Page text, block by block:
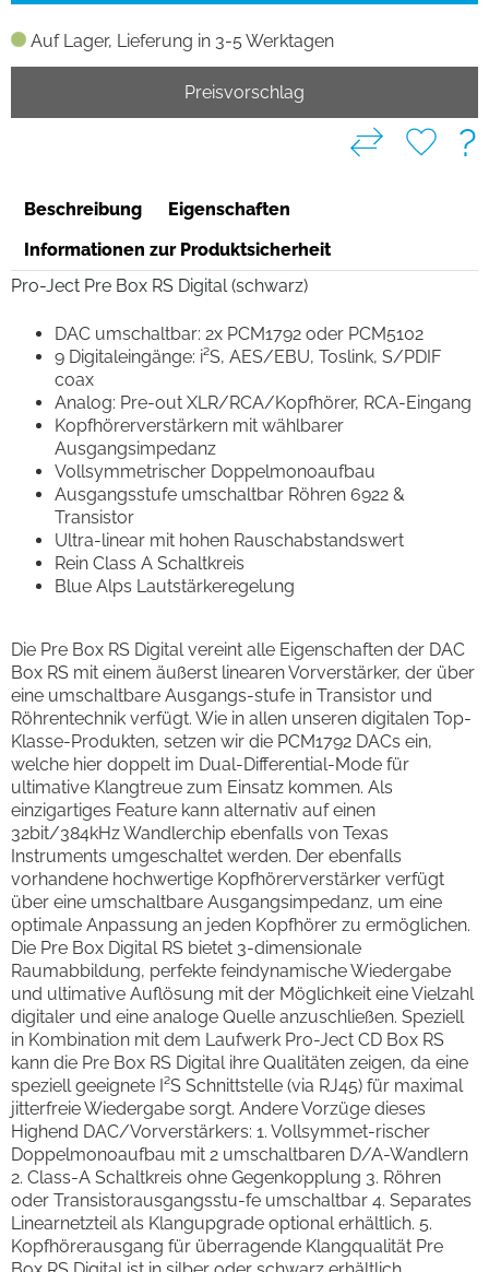
Auf Lager, Lieferung in 3-5 Werktagen
Preisvorschlag
?
Beschreibung
Eigenschaften
Informationen zur Produktsicherheit
Pro-Ject Pre Box RS Digital (schwarz)
DAC umschaltbar: 2x PCM1792 oder PCM5102
9 Digitaleingänge: i²S, AES/EBU, Toslink, S/PDIF
coax
Analog: Pre-out XLR/RCA/Kopfhörer, RCA-Eingang
Kopfhörerverstärkern mit wählbarer
Ausgangsimpedanz
Vollsymmetrischer Doppelmonoaufbau
Ausgangsstufe umschaltbar Röhren 6922 &
Transistor
Ultra-linear mit hohen Rauschabstandswert
Rein Class A Schaltkreis
Blue Alps Lautstärkeregelung
Die Pre Box RS Digital vereint alle Eigenschaften der DAC
Box RS mit einem äußerst linearen Vorverstärker, der über
eine umschaltbare Ausgangs-stufe in Transistor und
Röhrentechnik verfügt. Wie in allen unseren digitalen Top-
Klasse-Produkten, setzen wir die PCM1792 DACs ein,
welche hier doppelt im Dual-Differential-Mode für
ultimative Klangtreue zum Einsatz kommen. Als
einzigartiges Feature kann alternativ auf einen
32bit/384kHz Wandlerchip ebenfalls von Texas
Instruments umgeschaltet werden. Der ebenfalls
vorhandene hochwertige Kopfhörerverstärker verfügt
über eine umschaltbare Ausgangsimpedanz, um eine
optimale Anpassung an jeden Kopfhörer zu ermöglichen.
Die Pre Box Digital RS bietet 3-dimensionale
Raumabbildung, perfekte feindynamische Wiedergabe
und ultimative Auflösung mit der Möglichkeit eine Vielzahl
digitaler und eine analoge Quelle anzuschließen. Speziell
in Kombination mit dem Laufwerk Pro-Ject CD Box RS
kann die Pre Box RS Digital ihre Qualitäten zeigen, da eine
speziell geeignete I²S Schnittstelle (via RJ45) für maximal
jitterfreie Wiedergabe sorgt. Andere Vorzüge dieses
Highend DAC/Vorverstärkers: 1. Vollsymmet-rischer
Doppelmonoaufbau mit 2 umschaltbaren D/A-Wandlern
2. Class-A Schaltkreis ohne Gegenkopplung 3. Röhren
oder Transistorausgangsstu-fe umschaltbar 4. Separates
Linearnetzteil als Klangupgrade optional erhältlich. 5.
Kopfhörerausgang für überragende Klangqualität Pre